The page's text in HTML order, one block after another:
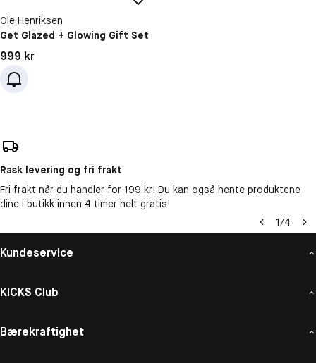
Ole Henriksen
Get Glazed + Glowing Gift Set
Pris: 999 kr
999 kr
Rask levering og fri frakt
Fri frakt når du handler for 199 kr! Du kan også hente produktene
dine i butikk innen 4 timer helt gratis!
1/4
Kundeservice
KICKS Club
Bærekraftighet